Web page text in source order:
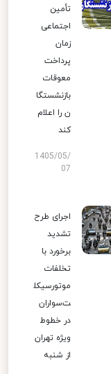
تأمین
اجتماعی
زمان
پرداخت
معوقات
بازنشستگا
ن را اعلام
کند
1405/05/
07
اجرای طرح
تشدید
برخورد با
تخلفات
موتورسیکل
ت‌سواران
در خطوط
ویژه تهران
از شنبه